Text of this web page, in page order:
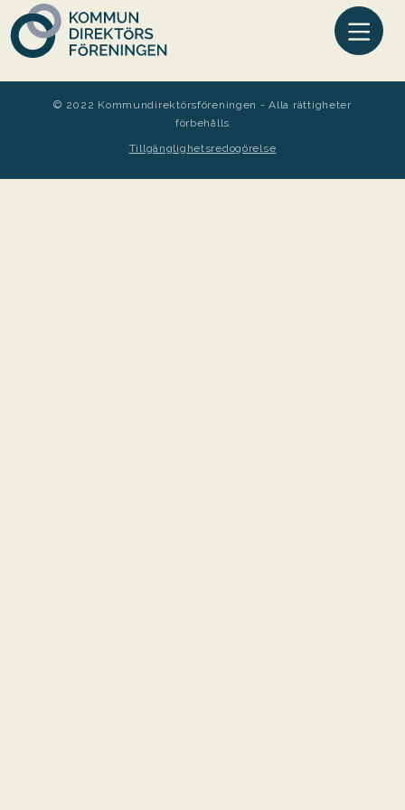
© 2022 Kommundirektörsföreningen - Alla rättigheter
förbehålls
Tillgänglighetsredogörelse